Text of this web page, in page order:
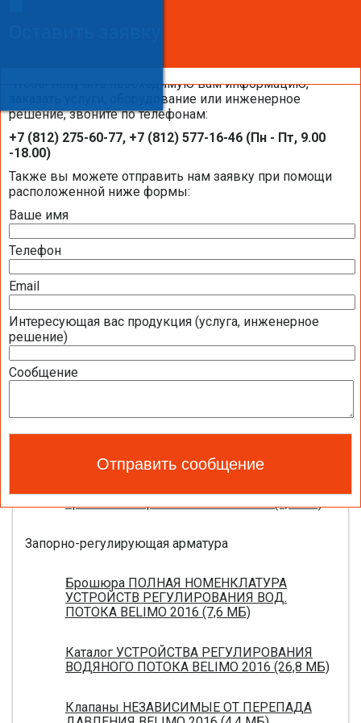
Оставить заявку
Чтобы получить необходимую вам информацию,
заказать услуги, оборудование или инженерное
решение, звоните по телефонам:
+7 (812) 275-60-77, +7 (812) 577-16-46 (Пн - Пт, 9.00
-18.00)
Также вы можете отправить нам заявку при помощи
расположенной ниже формы:
Ваше имя
Телефон
Email
Интересующая вас продукция (услуга, инженерное
решение)
Сообщение
Каталоги и брошюры BELIMO
Общая информация BELIMO
Презентация компании BELIMO 2016 (2,51
МБ)
Полная номенклатура продукции BELIMO
Приводы для воздушных клапанов
Полный обзор электроприводов для систем
вентиляции 2016 (17,5 МБ)
Каталог ЭЛЕКТРОПРИВОДЫ ДЛЯ
ВОЗДУШНЫХ ЗАСЛОНОК BELIMO 2016 (18,2
противопожарных клапанов 2015 (0,8 МБ)
Запорно-регулирующая арматура
Брошюра ПОЛНАЯ НОМЕНКЛАТУРА
УСТРОЙСТВ РЕГУЛИРОВАНИЯ ВОД.
ПОТОКА BELIMO 2016 (7,6 МБ)
Каталог УСТРОЙСТВА РЕГУЛИРОВАНИЯ
ВОДЯНОГО ПОТОКА BELIMO 2016 (26,8 МБ)
Клапаны НЕЗАВИСИМЫЕ ОТ ПЕРЕПАДА